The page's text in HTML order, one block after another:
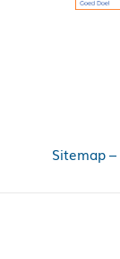
Sitemap–